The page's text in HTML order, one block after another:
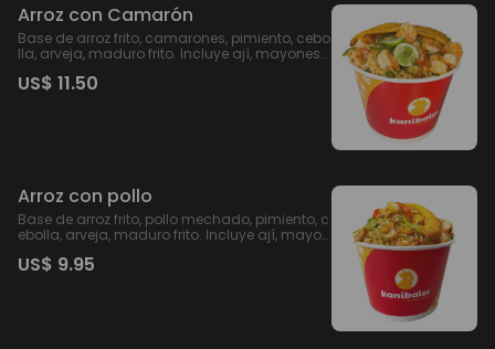
Arroz con Camarón
Base de arroz frito, camarones, pimiento, cebo
lla, arveja, maduro frito. Incluye ají, mayonesa
US$ 11.50
Arroz con pollo
Base de arroz frito, pollo mechado, pimiento, c
ebolla, arveja, maduro frito. Incluye ají, mayon
US$ 9.95